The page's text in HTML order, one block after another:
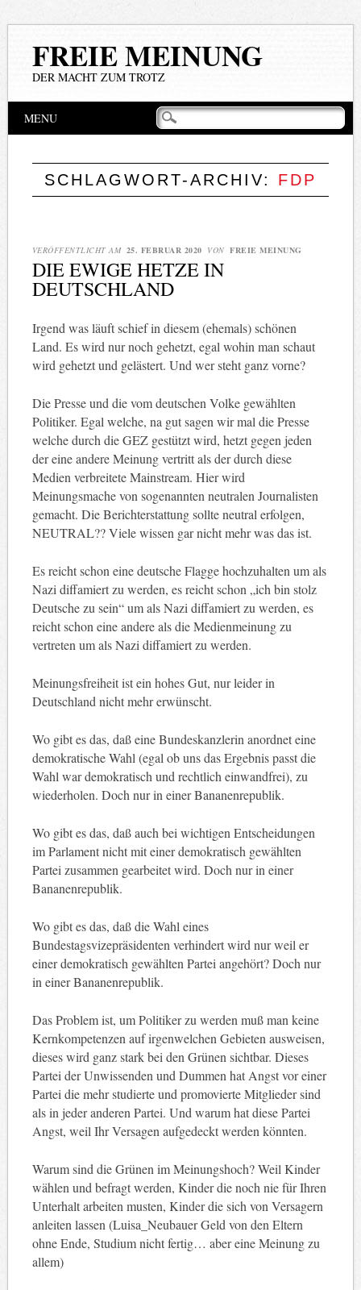
FREIE MEINUNG
DER MACHT ZUM TROTZ
Hauptmenü
Inhalt
MENU
SCHLAGWORT-ARCHIV: FDP
VERÖFFENTLICHT AM 25. FEBRUAR 2020 VON FREIE MEINUNG
DIE EWIGE HETZE IN
DEUTSCHLAND
Irgend was läuft schief in diesem (ehemals) schönen
Land. Es wird nur noch gehetzt, egal wohin man schaut
wird gehetzt und gelästert. Und wer steht ganz vorne?
Die Presse und die vom deutschen Volke gewählten
Politiker. Egal welche, na gut sagen wir mal die Presse
welche durch die GEZ gestützt wird, hetzt gegen jeden
der eine andere Meinung vertritt als der durch diese
Medien verbreitete Mainstream. Hier wird
Meinungsmache von sogenannten neutralen Journalisten
gemacht. Die Berichterstattung sollte neutral erfolgen,
NEUTRAL?? Viele wissen gar nicht mehr was das ist.
Es reicht schon eine deutsche Flagge hochzuhalten um als
Nazi diffamiert zu werden, es reicht schon „ich bin stolz
Deutsche zu sein“ um als Nazi diffamiert zu werden, es
reicht schon eine andere als die Medienmeinung zu
vertreten um als Nazi diffamiert zu werden.
Meinungsfreiheit ist ein hohes Gut, nur leider in
Deutschland nicht mehr erwünscht.
Wo gibt es das, daß eine Bundeskanzlerin anordnet eine
demokratische Wahl (egal ob uns das Ergebnis passt die
Wahl war demokratisch und rechtlich einwandfrei), zu
wiederholen. Doch nur in einer Bananenrepublik.
Wo gibt es das, daß auch bei wichtigen Entscheidungen
im Parlament nicht mit einer demokratisch gewählten
Partei zusammen gearbeitet wird. Doch nur in einer
Bananenrepublik.
Wo gibt es das, daß die Wahl eines
Bundestagsvizepräsidenten verhindert wird nur weil er
einer demokratisch gewählten Partei angehört? Doch nur
in einer Bananenrepublik.
Das Problem ist, um Politiker zu werden muß man keine
Kernkompetenzen auf irgenwelchen Gebieten ausweisen,
dieses wird ganz stark bei den Grünen sichtbar. Dieses
Partei der Unwissenden und Dummen hat Angst vor einer
Partei die mehr studierte und promovierte Mitglieder sind
als in jeder anderen Partei. Und warum hat diese Partei
Angst, weil Ihr Versagen aufgedeckt werden könnten.
Warum sind die Grünen im Meinungshoch? Weil Kinder
wählen und befragt werden, Kinder die noch nie für Ihren
Unterhalt arbeiten musten, Kinder die sich von Versagern
anleiten lassen (Luisa_Neubauer Geld von den Eltern
ohne Ende, Studium nicht fertig… aber eine Meinung zu
allem)